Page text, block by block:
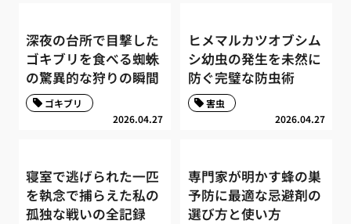
深夜の台所で目撃した
ゴキブリを食べる蜘蛛
の驚異的な狩りの瞬間
2026.04.27
ゴキブリ
ヒメマルカツオブシム
シ幼虫の発生を未然に
防ぐ完璧な防虫術
2026.04.27
害虫
寝室で逃げられた一匹
を執念で捕らえた私の
孤独な戦いの全記録
専門家が明かす蜂の巣
予防に最適な忌避剤の
選び方と使い方